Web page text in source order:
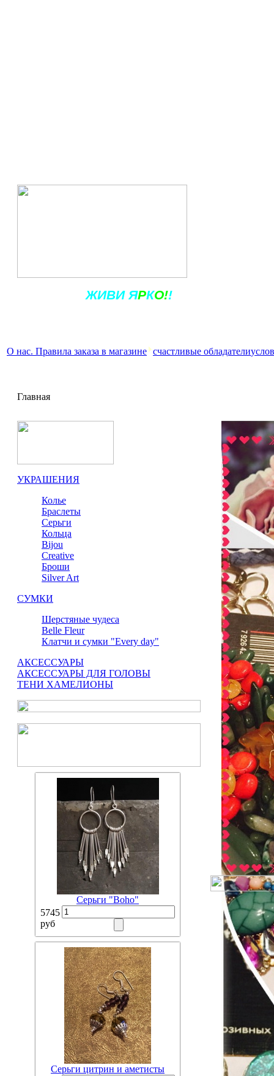
ЖИВИ ЯРКО!!
О нас. Правила заказа в магазине счастливые обладатели
Главная
УКРАШЕНИЯ
Колье
Браслеты
Серьги
Кольца
Bijou
Сreative
Броши
Silver Art
СУМКИ
Шерстяные чудеса
Belle Fleur
Клатчи и сумки "Every day"
АКСЕССУАРЫ
АКСЕССУАРЫ ДЛЯ ГОЛОВЫ
ТЕНИ ХАМЕЛИОНЫ
Серьги "Boho"
5745
руб
Серьги цитрин и аметисты